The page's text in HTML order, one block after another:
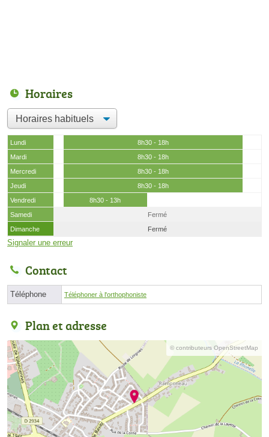
Horaires
Lundi
8h30 - 18h
Mardi
8h30 - 18h
Mercredi
8h30 - 18h
Jeudi
8h30 - 18h
Vendredi
8h30 - 13h
Samedi
Fermé
Dimanche
Fermé
Signaler une erreur
Contact
Téléphone Téléphoner à l'orthophoniste
Plan et adresse
© contributeurs OpenStreetMap